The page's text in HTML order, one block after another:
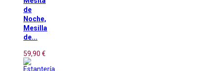
de
Noche,
Mesilla
de...
59,90 €